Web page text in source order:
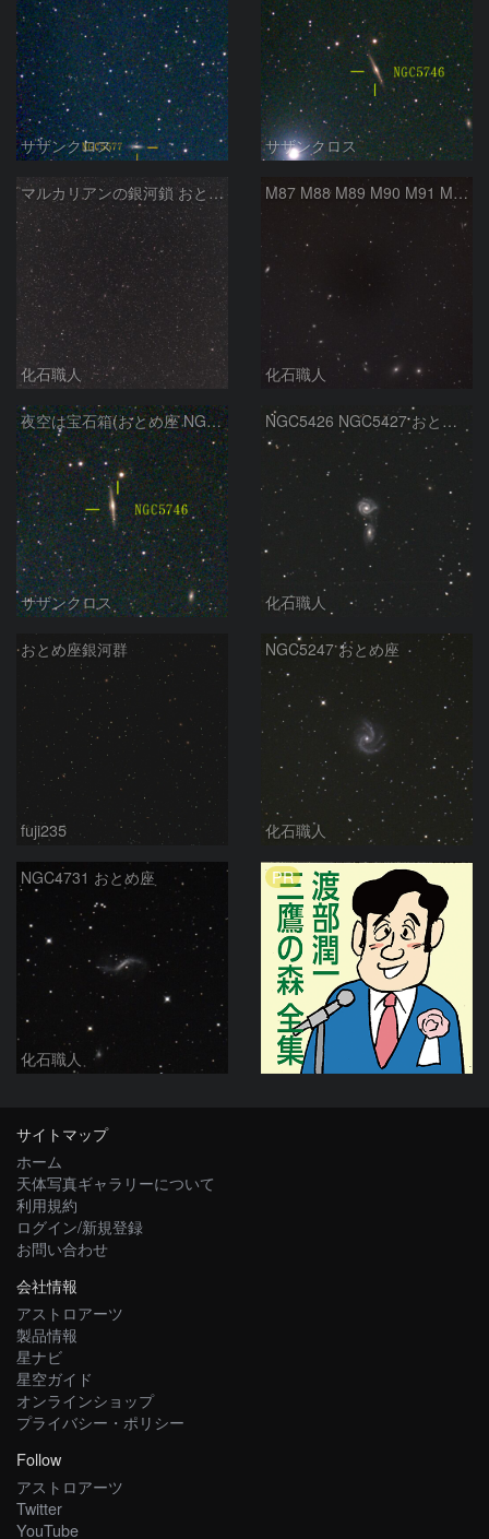
サザンクロス サザンクロス
マルカリアンの銀河鎖 おとめ座・ かみのけ座の銀河
化石職人
M87 M88 M89 M90 M91 M100 マルカリアンの銀河鎖 おとめ座 かみのけ座
化石職人
夜空は宝石箱(おとめ座 NGC5746) Seestar50
サザンクロス
NGC5426 NGC5427 おとめ座
化石職人
おとめ座銀河群
fuji235
NGC5247 おとめ座
化石職人
NGC4731 おとめ座
化石職人
PR
サイトマップ
ホーム
天体写真ギャラリーについて
利用規約
ログイン/新規登録
お問い合わせ
会社情報
アストロアーツ
製品情報
星ナビ
星空ガイド
オンラインショップ
プライバシー・ポリシー
Follow
アストロアーツ
Twitter
YouTube